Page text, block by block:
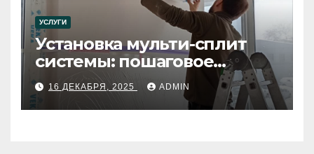
УСЛУГИ
Установка мульти-сплит
системы: пошаговое
руководство
16 ДЕКАБРЯ, 2025 ADMIN